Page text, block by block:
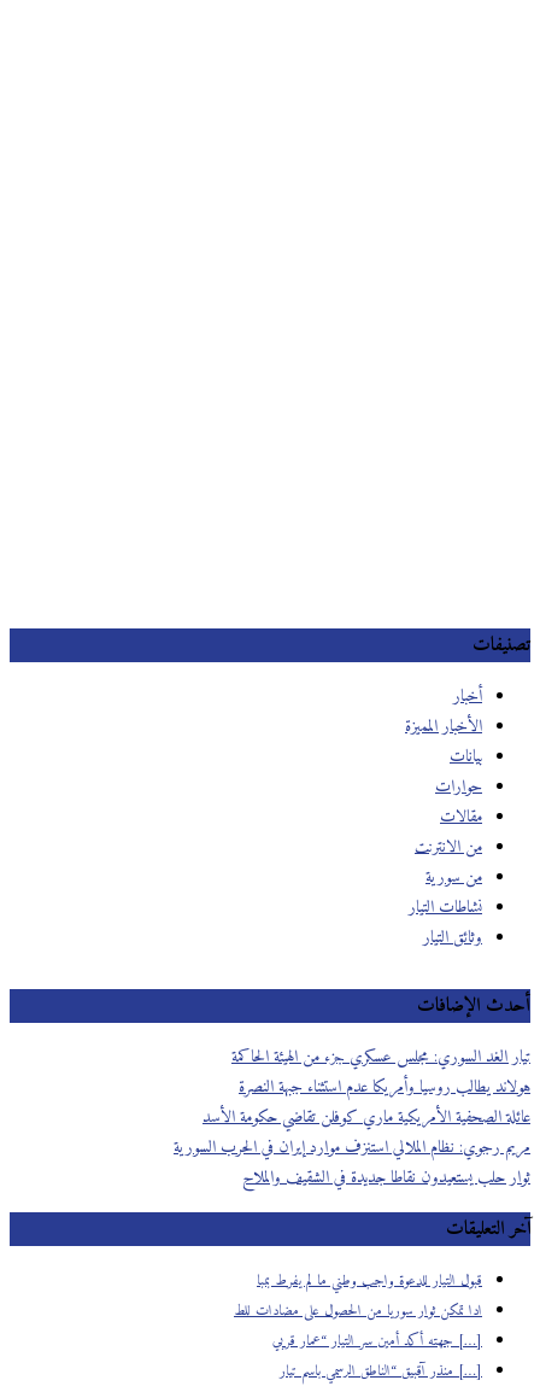
تصنيفات
أخبار
الأخبار المميزة
بيانات
حوارات
مقالات
من الانترنت
من سورية
نشاطات التيار
وثائق التيار
أحدث الإضافات
تيار الغد السوري: مجلس عسكري جزء من الهيئة الحاكمة
هولاند يطالب روسيا وأمريكا عدم استثناء جبهة النصرة
عائلة الصحفية الأمريكية ماري كوفلن تقاضي حكومة الأسد
مريم رجوي: نظام الملالي استنزف موارد إيران في الحرب السورية
ثوار حلب يستعيدون نقاطا جديدة في الشقيف والملاح
آخر التعليقات
قبول التيار للدعوة واجب وطني ما لم يفرط بمبا
ادا تمكن ثوار سوريا من الحصول على مضادات للط
[…] جهته أكد أمين سر التيار “عمار قربي
[…] منذر آقبيق “الناطق الرسمي باسم تيار